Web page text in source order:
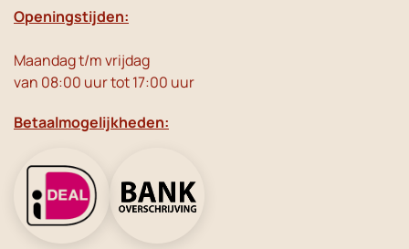
Openingstijden:
Maandag t/m vrijdag
van 08:00 uur tot 17:00 uur
Betaalmogelijkheden: